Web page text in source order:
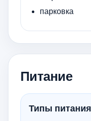
парковка
Питание
Типы питания